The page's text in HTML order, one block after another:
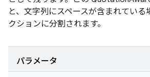
と、文字列にスペースが含まれている
クションに分割されます。
パラメータ